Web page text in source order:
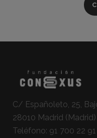
C/ Españoleto, 25,
28010 Madrid (Madrid)
Teléfono: 91 700 22 91